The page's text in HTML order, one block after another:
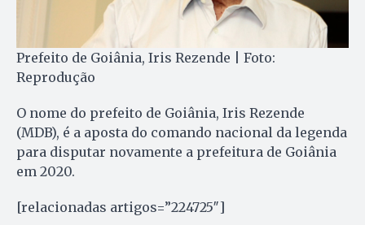
Prefeito de Goiânia, Iris Rezende | Foto:
Reprodução
O nome do prefeito de Goiânia, Iris Rezende
(MDB), é a aposta do comando nacional da legenda
para disputar novamente a prefeitura de Goiânia
em 2020.
[relacionadas artigos=”224725″]